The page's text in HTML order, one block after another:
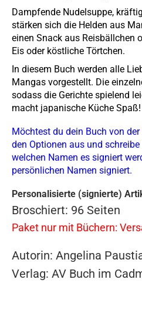
Dampfende Nudelsuppe,
stärken sich die Helden aus
einen Snack aus Reisbällchen
Eis oder köstliche Törtchen.
In diesem Buch werden alle
Mangas vorgestellt. Die
sodass die Gerichte spielend
macht japanische Küche Spaß!
Möchtest du dein Buch von
den Optionen aus und
welchen Namen es signiert
persönlichen Namen signiert.
Personalisierte (signierte)
Broschiert: 96 Seiten
Paket nur mit Büchern:
Autorin: Angelina
Verlag: AV Buch im